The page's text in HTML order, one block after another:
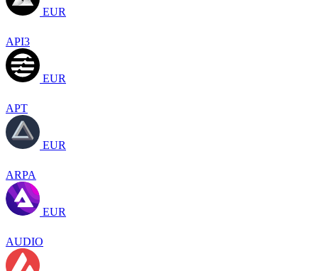
EUR
API3
EUR
APT
EUR
ARPA
EUR
AUDIO